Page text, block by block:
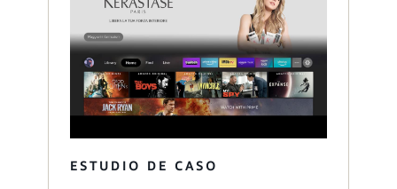
ESTUDIO DE CASO